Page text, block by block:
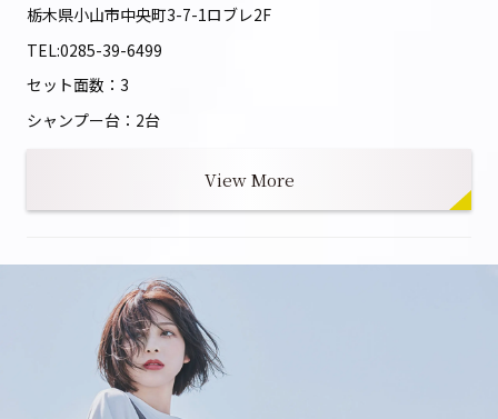
栃木県小山市中央町3-7-1ロブレ2F
TEL:0285-39-6499
セット面数：3
シャンプー台：2台
View More